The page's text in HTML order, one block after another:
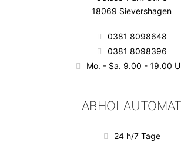
18069 Sievershagen
0381 8098648
0381 8098396
Mo. - Sa. 9.00 - 19.00
ABHOLAUTOMAT
24 h/7 Tage